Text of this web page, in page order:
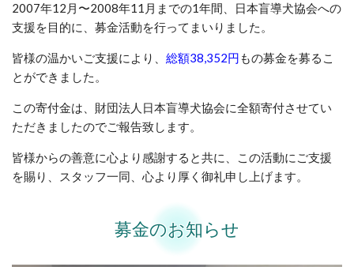
2007年12月〜2008年11月までの1年間、日本盲導犬協会への
支援を目的に、募金活動を行ってまいりました。
皆様の温かいご支援により、 総額38,352円 もの募金を募るこ
とができました。
この寄付金は、財団法人日本盲導犬協会に全額寄付させてい
ただきましたのでご報告致します。
皆様からの善意に心より感謝すると共に、この活動にご支援
を賜り、スタッフ一同、心より厚く御礼申し上げます。
募金のお知らせ